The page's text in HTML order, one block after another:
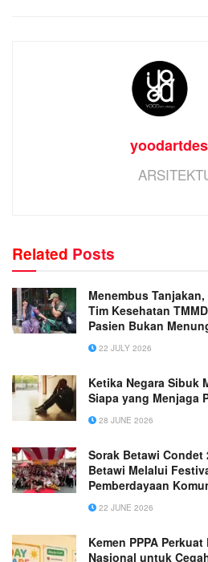
Related Posts
Menembus
Tim Kesehatan
Pasien Bukan
22 JULY 2026
Ketika Negara Sibuk
Siapa yang Menjaga
28 JUNE 2026
Sorak Betawi Condet
Betawi Melalui
Pemberdayaan
22 JUNE 2026
Kemen PPPA
Nasional untuk